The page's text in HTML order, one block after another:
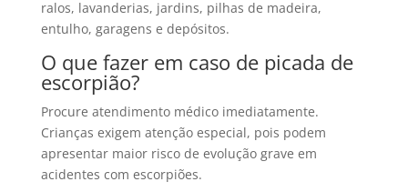
ralos, lavanderias, jardins, pilhas de madeira,
entulho, garagens e depósitos.
O que fazer em caso de picada de
escorpião?
Procure atendimento médico imediatamente.
Crianças exigem atenção especial, pois podem
apresentar maior risco de evolução grave em
acidentes com escorpiões.